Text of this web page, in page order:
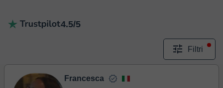
4.5/5
Filtri
Francesca